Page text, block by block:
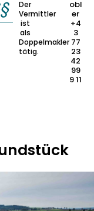
Der
Vermittler
ist
als
Doppelmakler
tätig.
obl
er
+4
3
77
23
42
99
9 11